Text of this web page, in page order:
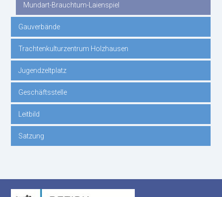
Mundart-Brauchtum-Laienspiel
Gauverbände
Trachtenkulturzentrum Holzhausen
Jugendzeltplatz
Geschäftsstelle
Leitbild
Satzung